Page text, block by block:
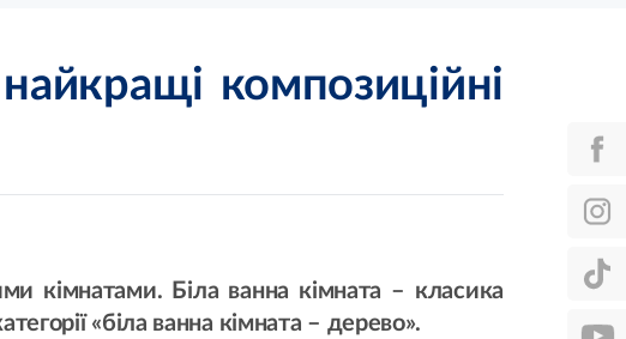
композиційні
кімнатами. Біла ванна кімната – класика
«біла ванна кімната – дерево».